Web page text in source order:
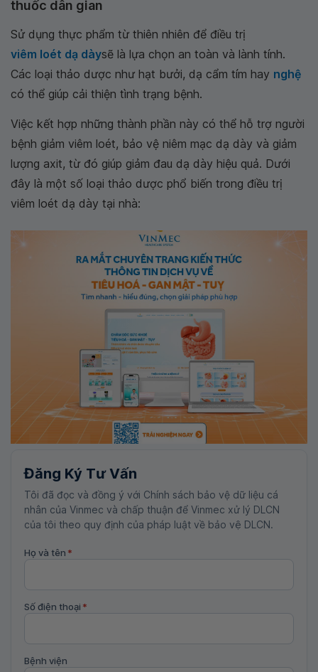
thuốc dân gian
Sử dụng thực phẩm từ thiên nhiên để điều trị
viêm loét dạ dàysẽ là lựa chọn an toàn và lành tính.
Các loại thảo dược như hạt bưởi, dạ cẩm tím hay nghệ
có thể giúp cải thiện tình trạng bệnh.
Việc kết hợp những thành phần này có thể hỗ trợ người
bệnh giảm viêm loét, bảo vệ niêm mạc dạ dày và giảm
lượng axit, từ đó giúp giảm đau dạ dày hiệu quả. Dưới
đây là một số loại thảo dược phổ biến trong điều trị
viêm loét dạ dày tại nhà:
Đăng Ký Tư Vấn
Tôi đã đọc và đồng ý với Chính sách bảo vệ dữ liệu cá
nhân của Vinmec và chấp thuận để Vinmec xử lý DLCN
của tôi theo quy định của pháp luật về bảo vệ DLCN.
Họ và tên *
Số điện thoại *
Bệnh viện